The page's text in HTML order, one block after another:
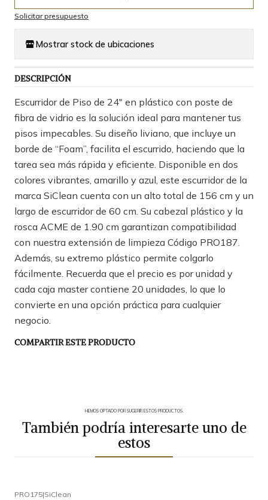
Solicitar presupuesto
Mostrar stock de ubicaciones
DESCRIPCIÓN
Escurridor de Piso de 24" en plástico con poste de
fibra de vidrio es la solución ideal para mantener tus
pisos impecables. Su diseño liviano, que incluye un
borde de “Foam”, facilita el escurrido, haciendo que la
tarea sea más rápida y eficiente. Disponible en dos
colores vibrantes, amarillo y azul, este escurridor de la
marca SiClean cuenta con un alto total de 156 cm y un
largo de escurridor de 60 cm. Su cabezal plástico y la
rosca ACME de 1.90 cm garantizan compatibilidad
con nuestra extensión de limpieza Código PRO187.
Además, su extremo plástico permite colgarlo
fácilmente. Recuerda que el precio es por unidad y
cada caja master contiene 20 unidades, lo que lo
convierte en una opción práctica para cualquier
negocio.
COMPARTIR ESTE PRODUCTO
HEMOS OPTADO POR SUGERIR ESTOS PRODUCTOS.
También podría interesarte uno de
estos
PRO175|SiClean